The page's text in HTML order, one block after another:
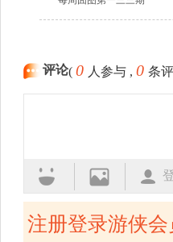
评论( 0 人参与 , 0 条
注册登录游侠